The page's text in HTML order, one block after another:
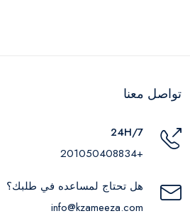
تواصل معنا
24H/7
+201050408834
هل تحتاج لمساعده في طلبك؟
info@kzameeza.com